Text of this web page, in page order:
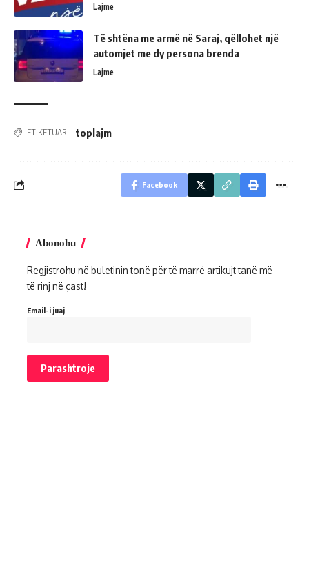
Lajme
Të shtëna me armë në Saraj, qëllohet një
automjet me dy persona brenda
Lajme
ETIKETUAR: toplajm
Facebook
Abonohu
Regjistrohu në buletinin tonë për të marrë artikujt tanë më
të rinj në çast!
Email-i juaj